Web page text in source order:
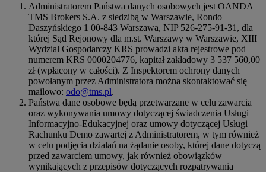
Administratorem Państwa danych osobowych jest OANDA
TMS Brokers S.A. z siedzibą w Warszawie, Rondo
Daszyńskiego 1 00-843 Warszawa, NIP 526-275-91-31, dla
której Sąd Rejonowy dla m.st. Warszawy w Warszawie, XIII
Wydział Gospodarczy KRS prowadzi akta rejestrowe pod
numerem KRS 0000204776, kapitał zakładowy 3 537 560,00
zł (wpłacony w całości). Z Inspektorem ochrony danych
powołanym przez Administratora można skontaktować się
mailowo: odo@tms.pl.
Państwa dane osobowe będą przetwarzane w celu zawarcia
oraz wykonywania umowy dotyczącej świadczenia Usługi
Informacyjno-Edukacyjnej oraz umowy dotyczącej Usługi
Rachunku Demo zawartej z Administratorem, w tym również
w celu podjęcia działań na żądanie osoby, której dane dotyczą
przed zawarciem umowy, jak również obowiązków
wynikających z przepisów dotyczących rozpatrywania